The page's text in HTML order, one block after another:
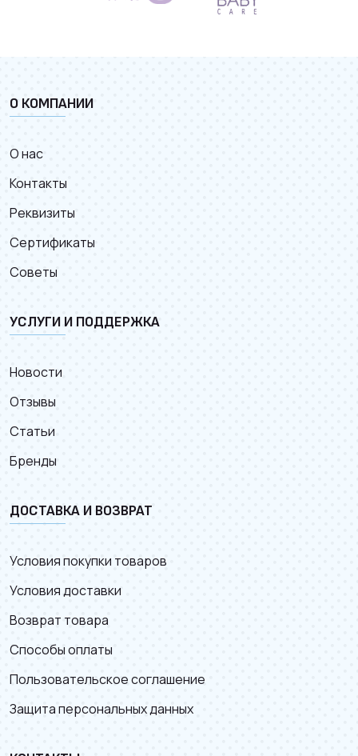
О КОМПАНИИ
О нас
Контакты
Реквизиты
Сертификаты
Советы
УСЛУГИ И ПОДДЕРЖКА
Новости
Отзывы
Статьи
Бренды
ДОСТАВКА И ВОЗВРАТ
Условия покупки товаров
Условия доставки
Возврат товара
Способы оплаты
Пользовательское соглашение
Защита персональных данных